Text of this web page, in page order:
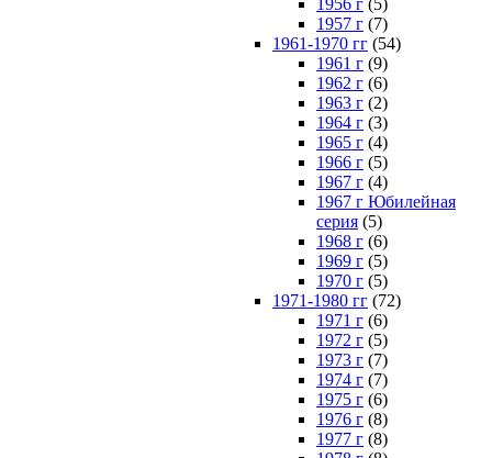
1957 г (7)
1961-1970 гг (54)
1961 г (9)
1962 г (6)
1963 г (2)
1964 г (3)
1965 г (4)
1966 г (5)
1967 г (4)
1967 г Юбилейная
серия (5)
1968 г (6)
1969 г (5)
1970 г (5)
1971-1980 гг (72)
1971 г (6)
1972 г (5)
1973 г (7)
1974 г (7)
1975 г (6)
1976 г (8)
1977 г (8)